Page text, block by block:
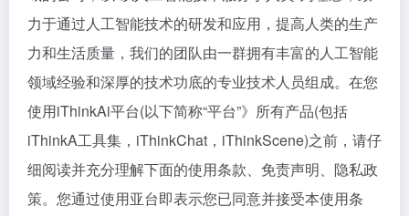
力于通过人工智能技术的研发和应用，提高人类的生产
力和生活质量，我们的团队由一群拥有丰富的人工智能
领域经验和深厚的技术功底的专业技术人员组成。在您
使用iThinkAi平台(以下简称“平台”》所有产品(包括
iThinkA工具集，iThinkChat，iThinkScene)之前，请仔
细阅读并充分理解下面的使用条款、免责声明、隐私政
策。您通过使用亚台即表示您已同意并接受本使用条